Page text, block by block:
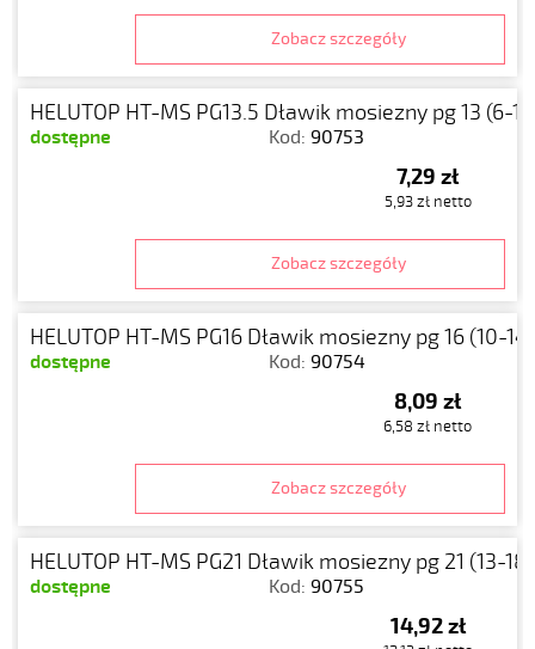
Zobacz szczegóły
HELUTOP HT-MS PG13.5 Dławik mosiezny pg 13 (6-
dostępne Kod: 90753
7,29 zł
5,93 zł netto
Zobacz szczegóły
HELUTOP HT-MS PG16 Dławik mosiezny pg 16 (10-14)
dostępne Kod: 90754
8,09 zł
6,58 zł netto
Zobacz szczegóły
HELUTOP HT-MS PG21 Dławik mosiezny pg 21 (13-18)
dostępne Kod: 90755
14,92 zł